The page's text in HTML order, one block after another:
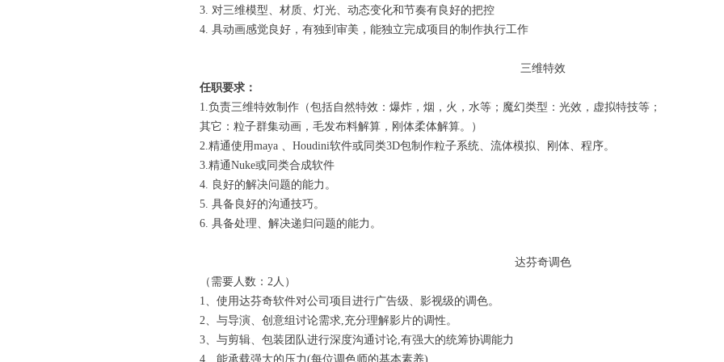
3. 对三维模型、材质、灯光、动态变化和节奏有良好的把控
4. 具动画感觉良好，有独到审美，能独立完成项目的制作执行工作
三维特效
任职要求：
1.负责三维特效制作（包括自然特效：爆炸，烟，火，水等；魔幻类型：光效，虚拟特技等；
其它：粒子群集动画，毛发布料解算，刚体柔体解算。）
2.精通使用maya 、Houdini软件或同类3D包制作粒子系统、流体模拟、刚体、程序。
3.精通Nuke或同类合成软件
4. 良好的解决问题的能力。
5. 具备良好的沟通技巧。
6. 具备处理、解决递归问题的能力。
达芬奇调色
（需要人数：2人）
1、使用达芬奇软件对公司项目进行广告级、影视级的调色。
2、与导演、创意组讨论需求,充分理解影片的调性。
3、与剪辑、包装团队进行深度沟通讨论,有强大的统筹协调能力
4、能承载强大的压力(每位调色师的基本素养)